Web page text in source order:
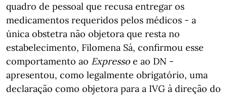
quadro de pessoal que recusa entregar os
medicamentos requeridos pelos médicos - a
única obstetra não objetora que resta no
estabelecimento, Filomena Sá, confirmou esse
comportamento ao Expresso e ao DN -
apresentou, como legalmente obrigatório, uma
declaração como objetora para a IVG à direção do